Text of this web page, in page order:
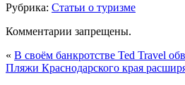
Рубрика: Статьи о туризме
Комментарии запрещены.
« В своём банкротстве Ted Travel
Пляжи Краснодарского края